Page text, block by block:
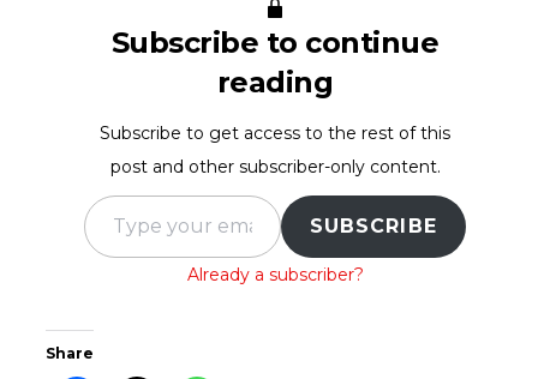
Subscribe to continue
reading
Subscribe to get access to the rest of this
post and other subscriber-only content.
Type your email…
SUBSCRIBE
Already a subscriber?
Share